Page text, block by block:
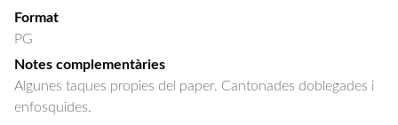
Format
PG
Notes complementàries
Algunes taques propies del paper. Cantonades doblegades i
enfosquides.